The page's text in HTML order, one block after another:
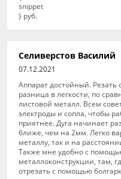
Селиверстов Василий
07.12.2021
Аппарат достойный. Резать
разница в легкости, по
листовой металл. Всем
электроды и сопла, чтобы
приятнее. Дуга начинает
ближе, чем на 2мм. Легко
металлу, так и на
Также мне удобно с
металлоконструкции, там,
отрезать с помощью